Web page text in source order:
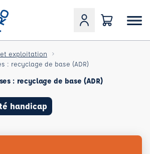
exploitation
: recyclage de base (ADR)
: recyclage de base (ADR)
handicap